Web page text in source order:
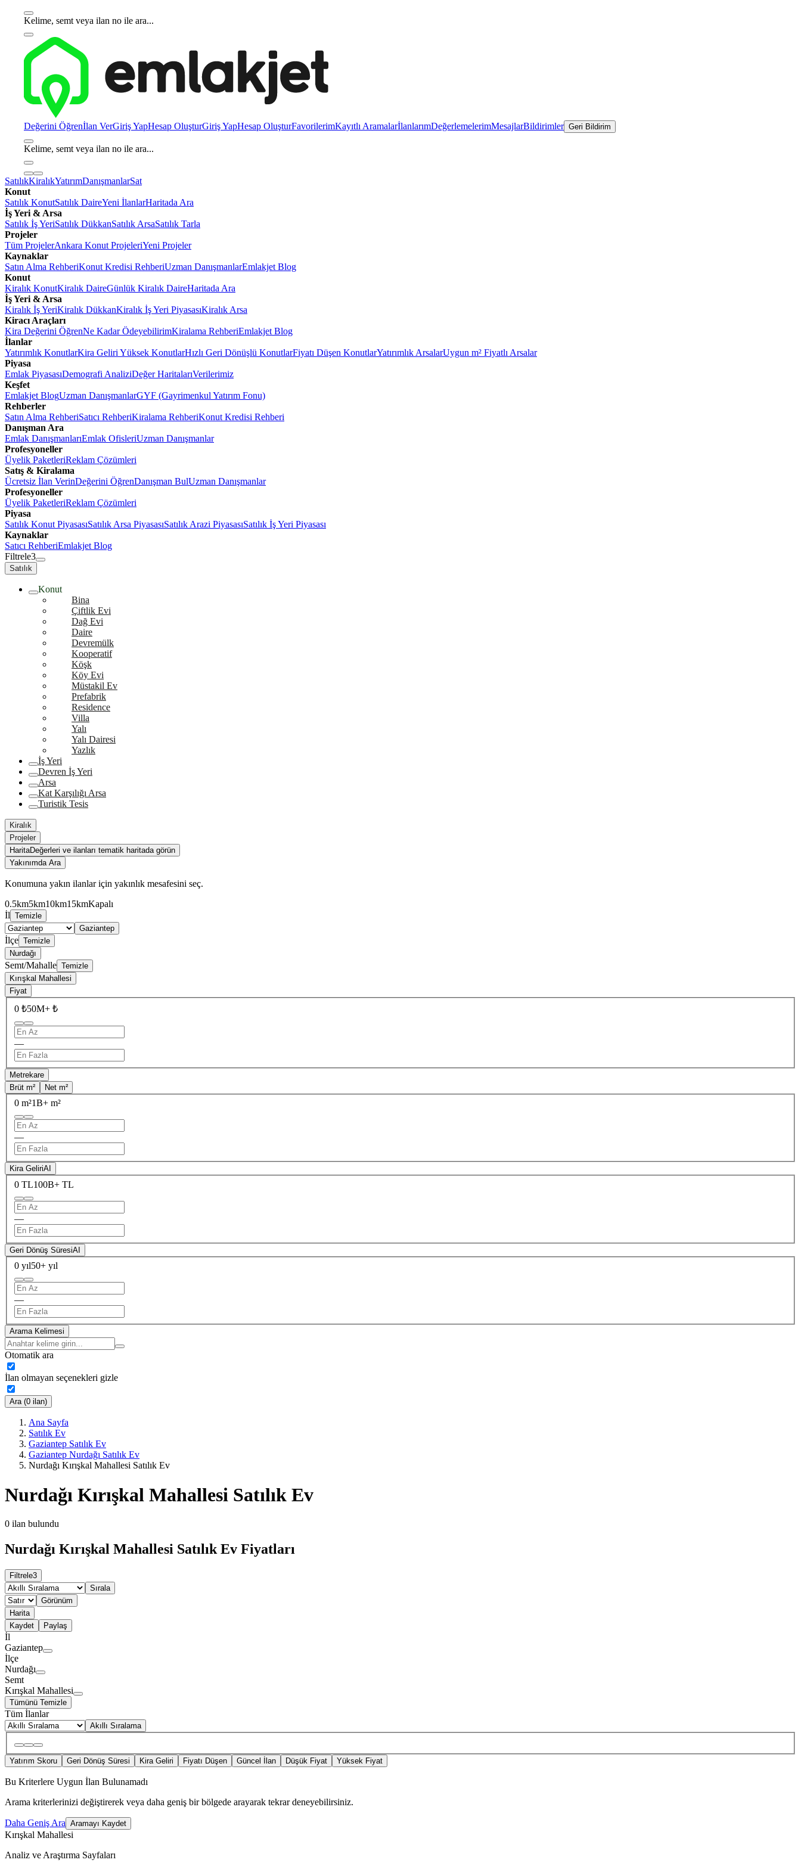
Kelime, semt veya ilan no ile ara...
Değerini Öğrenİlan VerGiriş YapHesap OluşturGiriş YapHesap OluşturFavorilerimKayıtlı AramalarİlanlarımDeğerlemelerimMesajlarBildirimler Geri Bildirim
Kelime, semt veya ilan no ile ara...
SatılıkKiralıkYatırımDanışmanlarSat
Konut
Satılık KonutSatılık DaireYeni İlanlarHaritada Ara
İş Yeri & Arsa
Satılık İş YeriSatılık DükkanSatılık ArsaSatılık Tarla
Projeler
Tüm ProjelerAnkara Konut ProjeleriYeni Projeler
Kaynaklar
Satın Alma RehberiKonut Kredisi RehberiUzman DanışmanlarEmlakjet Blog
Konut
Kiralık KonutKiralık DaireGünlük Kiralık DaireHaritada Ara
İş Yeri & Arsa
Kiralık İş YeriKiralık DükkanKiralık İş Yeri PiyasasıKiralık Arsa
Kiracı Araçları
Kira Değerini ÖğrenNe Kadar ÖdeyebilirimKiralama RehberiEmlakjet Blog
İlanlar
Yatırımlık KonutlarKira Geliri Yüksek KonutlarHızlı Geri Dönüşlü KonutlarFiyatı Düşen KonutlarYatırımlık ArsalarUygun m² Fiyatlı Arsalar
Piyasa
Emlak PiyasasıDemografi AnaliziDeğer HaritalarıVerilerimiz
Keşfet
Emlakjet BlogUzman DanışmanlarGYF (Gayrimenkul Yatırım Fonu)
Rehberler
Satın Alma RehberiSatıcı RehberiKiralama RehberiKonut Kredisi Rehberi
Danışman Ara
Emlak DanışmanlarıEmlak OfisleriUzman Danışmanlar
Profesyoneller
Üyelik PaketleriReklam Çözümleri
Satış & Kiralama
Ücretsiz İlan VerinDeğerini ÖğrenDanışman BulUzman Danışmanlar
Profesyoneller
Üyelik PaketleriReklam Çözümleri
Piyasa
Satılık Konut PiyasasıSatılık Arsa PiyasasıSatılık Arazi PiyasasıSatılık İş Yeri Piyasası
Kaynaklar
Satıcı RehberiEmlakjet Blog
Filtrele3
Satılık
Konut
Bina
Çiftlik Evi
Dağ Evi
Daire
Devremülk
Kooperatif
Köşk
Köy Evi
Müstakil Ev
Prefabrik
Residence
Villa
Yalı
Yalı Dairesi
Yazlık
İş Yeri
Devren İş Yeri
Arsa
Kat Karşılığı Arsa
Turistik Tesis
Kiralık
Projeler
HaritaDeğerleri ve ilanları tematik haritada görün
Yakınımda Ara
Konumuna yakın ilanlar için yakınlık mesafesini seç.
0.5km5km10km15kmKapalı
İl Temizle
Gaziantep
İlçe Temizle
Nurdağı
Semt/Mahalle Temizle
Kırışkal Mahallesi
Fiyat
0 ₺50M+ ₺
—
Metrekare
Brüt m²
Net m²
0 m²1B+ m²
—
Kira GeliriAI
0 TL100B+ TL
—
Geri Dönüş SüresiAI
0 yıl50+ yıl
—
Arama Kelimesi
Otomatik ara
İlan olmayan seçenekleri gizle
Ara (0 ilan)
Ana Sayfa
Satılık Ev
Gaziantep Satılık Ev
Gaziantep Nurdağı Satılık Ev
Nurdağı Kırışkal Mahallesi Satılık Ev
Nurdağı Kırışkal Mahallesi Satılık Ev
0 ilan bulundu
Nurdağı Kırışkal Mahallesi Satılık Ev Fiyatları
Filtrele3
Sırala
Görünüm
Harita
Kaydet
Paylaş
İl
Gaziantep
İlçe
Nurdağı
Semt
Kırışkal Mahallesi
Tümünü Temizle
Tüm İlanlar
Akıllı Sıralama
Yatırım Skoru Geri Dönüş Süresi Kira Geliri Fiyatı Düşen Güncel İlan Düşük Fiyat Yüksek Fiyat
Bu Kriterlere Uygun İlan Bulunamadı
Arama kriterlerinizi değiştirerek veya daha geniş bir bölgede arayarak tekrar deneyebilirsiniz.
Daha Geniş Ara Aramayı Kaydet
Kırışkal Mahallesi
Analiz ve Araştırma Sayfaları